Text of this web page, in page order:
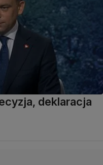
deklaracja